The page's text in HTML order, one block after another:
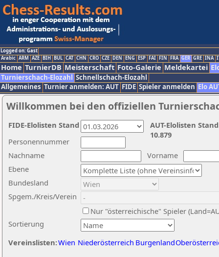
Logged on: Gast
Arabic ARM AZE BIH BUL CAT CHN CRO CZE DEN ENG ESP FAI FIN FRA GER GRE INA
Home TurnierDB Meisterschaft Foto-Galerie Meldekartei
Turnierschach-Elozahl Schnellschach-Elozahl
Allgemeines Turnier anmelden: AUT FIDE Spieler anmelden Elo
Willkommen bei den offiziellen
Nachname
Vorname
Ebene
Sortierung
Personennummer
Bundesland
Spgem./Kreis/Verein
Nur "österreichische" Spieler
Vereinslisten:Wien Niederösterreich Burgenland
AUT-Elolisten
10.879
FIDE-Elolisten Stand